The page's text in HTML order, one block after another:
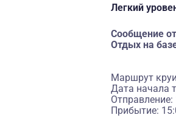
Легкий
Сообщение
Отдых на
Маршрут
Дата начала
Прибытие: